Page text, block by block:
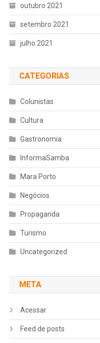
outubro 2021
setembro 2021
julho 2021
CATEGORIAS
Colunistas
Cultura
Gastronomia
InformaSamba
Mara Porto
Negócios
Propaganda
Turismo
Uncategorized
META
Acessar
Feed de posts